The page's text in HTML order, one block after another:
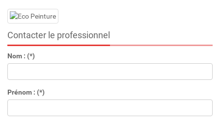
Contacter le professionnel
Nom : (*)
Prénom : (*)